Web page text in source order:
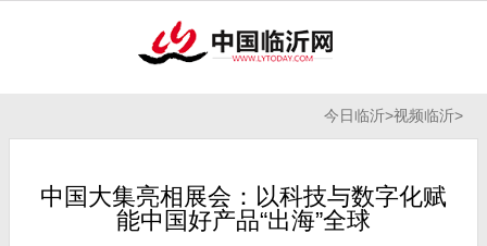
今日临沂>视频临沂>
中国大集亮相展会：以科技与数字化赋
能中国好产品“出海”全球